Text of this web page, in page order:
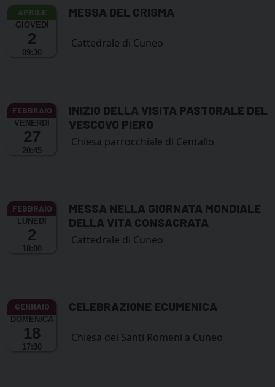
GIOVEDÌ
2
09:30
MESSA DEL CRISMA
Cattedrale di Cuneo
VENERDÌ
27
20:45
INIZIO DELLA VISITA PASTORALE DEL
VESCOVO PIERO
Chiesa parrocchiale di Centallo
LUNEDÌ
2
18:00
MESSA NELLA GIORNATA MONDIALE
DELLA VITA CONSACRATA
Cattedrale di Cuneo
DOMENICA
18
17:30
CELEBRAZIONE ECUMENICA
Chiesa dei Santi Romeni a Cuneo